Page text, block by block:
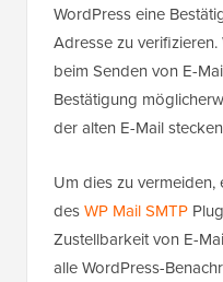
WordPress eine
Adresse zu
beim Senden von E-
Bestätigung
der alten E-Mail
Um dies zu
desWP Mail SMTP
Zustellbarkeit von E-
alle WordPress-